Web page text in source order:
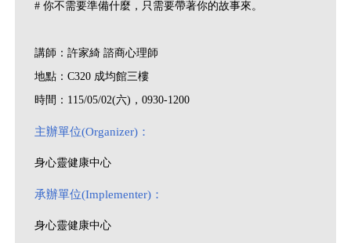
# 你不需要準備什麼，只需要帶著你的故事來。
講師：許家綺 諮商心理師
地點：C320 成均館三樓
時間：115/05/02(六)，0930-1200
主辦單位(Organizer)：
身心靈健康中心
承辦單位(Implementer)：
身心靈健康中心